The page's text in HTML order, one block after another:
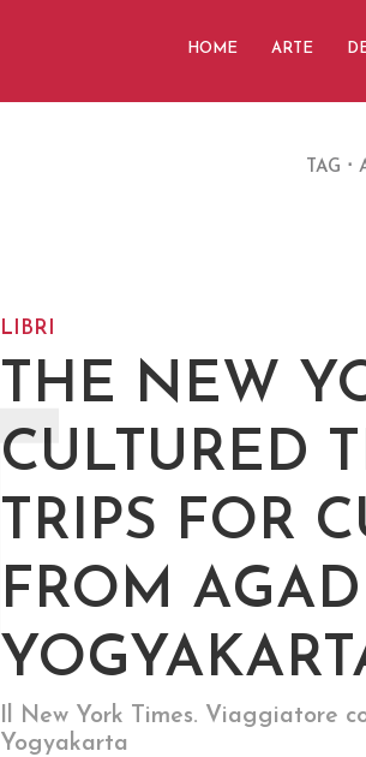
HOME ARTE
TAG
LIBRI
THE NEW
CULTURED
TRIPS FOR
FROM
Il New York Times. Viaggiatore
Yogyakarta
T